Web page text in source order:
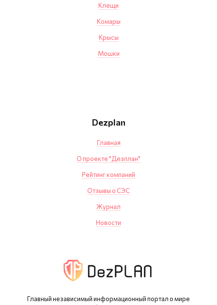
Главный независимый информационный портал о мире
Dezplan
Главная
О проекте "Дезплан"
Рейтинг компаний
Отзывы о СЭС
Журнал
Новости
Клещи
Комары
Крысы
Мошки